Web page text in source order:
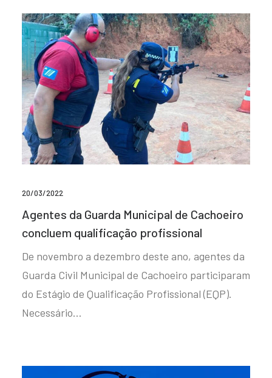
20/03/2022
Agentes da Guarda Municipal de Cachoeiro
concluem qualificação profissional
De novembro a dezembro deste ano, agentes da
Guarda Civil Municipal de Cachoeiro participaram
do Estágio de Qualificação Profissional (EQP).
Necessário…